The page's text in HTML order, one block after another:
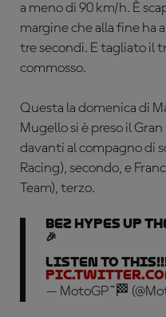
a meno di 90 km/h. È
margine che alla fine ha
tre secondi. E tagliato il
commosso.
Questa la domenica di
Mugello si è preso il
davanti al compagno di
Racing), secondo, e
Team), terzo.
Bez hypes up
🎉
LISTEN TO
— MotoGP™🏁